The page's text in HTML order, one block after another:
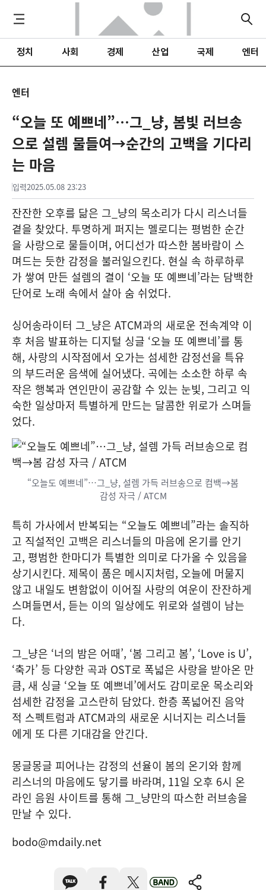
정치 사회 경제 산업 국제 엔터
엔터
“오늘 또 예쁘네”…그_냥, 봄빛 러브송
으로 설렘 물들여→순간의 고백을 기다리
는 마음
입력2025.05.08 23:23
잔잔한 오후를 닮은 그_냥의 목소리가 다시 리스너들
곁을 찾았다. 투명하게 퍼지는 멜로디는 평범한 순간
을 사랑으로 물들이며, 어디선가 따스한 봄바람이 스
며드는 듯한 감정을 불러일으킨다. 현실 속 하루하루
가 쌓여 만든 설렘의 결이 ‘오늘 또 예쁘네’라는 담백한
단어로 노래 속에서 살아 숨 쉬었다.
싱어송라이터 그_냥은 ATCM과의 새로운 전속계약 이
후 처음 발표하는 디지털 싱글 ‘오늘 또 예쁘네’를 통
해, 사랑의 시작점에서 오가는 섬세한 감정선을 특유
의 부드러운 음색에 실어냈다. 곡에는 소소한 하루 속
작은 행복과 연인만이 공감할 수 있는 눈빛, 그리고 익
숙한 일상마저 특별하게 만드는 달콤한 위로가 스며들
었다.
“오늘도 예쁘네”…그_냥, 설렘 가득 러브송으로 컴백→봄
감성 자극 / ATCM
특히 가사에서 반복되는 “오늘도 예쁘네”라는 솔직하
고 직설적인 고백은 리스너들의 마음에 온기를 안기
고, 평범한 한마디가 특별한 의미로 다가올 수 있음을
상기시킨다. 제목이 품은 메시지처럼, 오늘에 머물지
않고 내일도 변함없이 이어질 사랑의 여운이 잔잔하게
스며들면서, 듣는 이의 일상에도 위로와 설렘이 남는
다.
그_냥은 ‘너의 밤은 어때’, ‘봄 그리고 봄’, ‘Love is U’,
‘축가’ 등 다양한 곡과 OST로 폭넓은 사랑을 받아온 만
큼, 새 싱글 ‘오늘 또 예쁘네’에서도 감미로운 목소리와
섬세한 감정을 고스란히 담았다. 한층 폭넓어진 음악
적 스펙트럼과 ATCM과의 새로운 시너지는 리스너들
에게 또 다른 기대감을 안긴다.
몽글몽글 피어나는 감정의 선율이 봄의 온기와 함께
리스너의 마음에도 닿기를 바라며, 11일 오후 6시 온
라인 음원 사이트를 통해 그_냥만의 따스한 러브송을
만날 수 있다.
bodo@mdaily.net